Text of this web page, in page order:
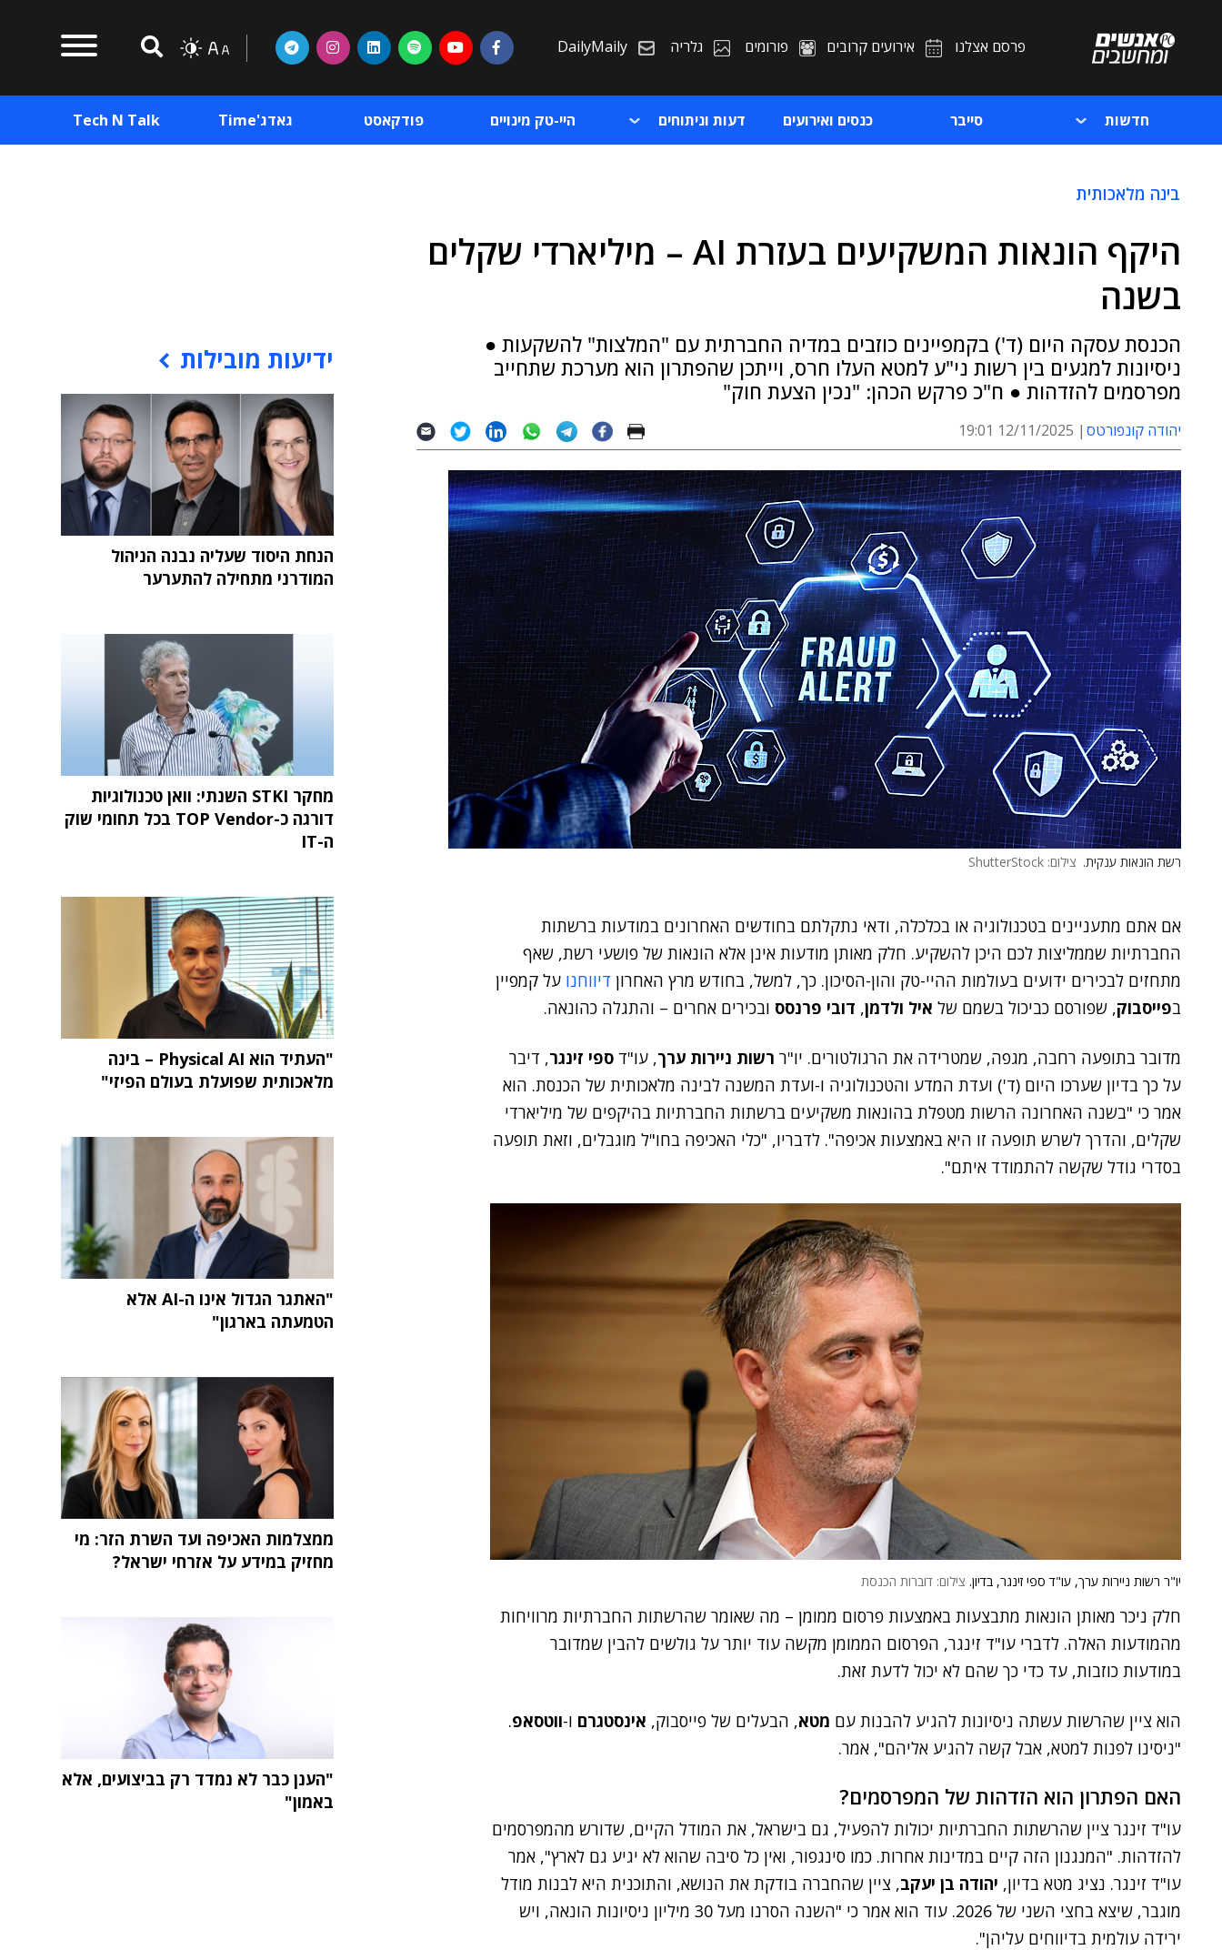
פרסם אצלנו אירועים קרובים פורומים גלריה DailyMaily
חדשות סייבר כנסים ואירועים דעות וניתוחים היי-טק מינויים פודקאסט גאדג'Time Tech N Talk
בינה מלאכותית
היקף הונאות המשקיעים בעזרת AI – מיליארדי שקלים
בשנה
הכנסת עסקה היום (ד') בקמפיינים כוזבים במדיה החברתית עם "המלצות" להשקעות ●
ניסיונות למגעים בין רשות ני"ע למטא העלו חרס, וייתכן שהפתרון הוא מערכת שתחייב
מפרסמים להזדהות ● ח"כ פרקש הכהן: "נכין הצעת חוק"
יהודה קונפורטס 12/11/2025 19:01
רשת הונאות ענקית. צילום: ShutterStock
אם אתם מתעניינים בטכנולוגיה או בכלכלה, ודאי נתקלתם בחודשים האחרונים במודעות ברשתות
החברתיות שממליצות לכם היכן להשקיע. חלק מאותן מודעות אינן אלא הונאות של פושעי רשת, שאף
מתחזים לבכירים ידועים בעולמות ההיי-טק והון-הסיכון. כך, למשל, בחודש מרץ האחרון דיווחנו על קמפיין
בפייסבוק, שפורסם כביכול בשמם של איל ולדמן, דובי פרנסס ובכירים אחרים – והתגלה כהונאה.
מדובר בתופעה רחבה, מגפה, שמטרידה את הרגולטורים. יו"ר רשות ניירות ערך, עו"ד ספי זינגר, דיבר
על כך בדיון שערכו היום (ד') ועדת המדע והטכנולוגיה ו-ועדת המשנה לבינה מלאכותית של הכנסת. הוא
אמר כי "בשנה האחרונה הרשות מטפלת בהונאות משקיעים ברשתות החברתיות בהיקפים של מיליארדי
שקלים, והדרך לשרש תופעה זו היא באמצעות אכיפה". לדבריו, "כלי האכיפה בחו"ל מוגבלים, וזאת תופעה
בסדרי גודל שקשה להתמודד איתם".
יו"ר רשות ניירות ערך, עו"ד ספי זינגר, בדיון. צילום: דוברות הכנסת
חלק ניכר מאותן הונאות מתבצעות באמצעות פרסום ממומן – מה שאומר שהרשתות החברתיות מרוויחות
מהמודעות האלה. לדברי עו"ד זינגר, הפרסום הממומן מקשה עוד יותר על גולשים להבין שמדובר
במודעות כוזבות, עד כדי כך שהם לא יכול לדעת זאת.
הוא ציין שהרשות עשתה ניסיונות להגיע להבנות עם מטא, הבעלים של פייסבוק, אינסטגרם ו-ווטסאפ.
"ניסינו לפנות למטא, אבל קשה להגיע אליהם", אמר.
האם הפתרון הוא הזדהות של המפרסמים?
עו"ד זינגר ציין שהרשתות החברתיות יכולות להפעיל, גם בישראל, את המודל הקיים, שדורש מהמפרסמים
להזדהות. "המנגנון הזה קיים במדינות אחרות. כמו סינגפור, ואין כל סיבה שהוא לא יגיע גם לארץ", אמר
עו"ד זינגר. נציג מטא בדיון, יהודה בן יעקב, ציין שהחברה בודקת את הנושא, והתוכנית היא לבנות מודל
מוגבר, שיצא בחצי השני של 2026. עוד הוא אמר כי "השנה הסרנו מעל 30 מיליון ניסיונות הונאה, ויש
ירידה עולמית בדיווחים עליהן".
ידיעות מובילות
הנחת היסוד שעליה נבנה הניהול
המודרני מתחילה להתערער
מחקר STKI השנתי: וואן טכנולוגיות
דורגה כ-TOP Vendor בכל תחומי שוק
ה-IT
"העתיד הוא Physical AI – בינה
מלאכותית שפועלת בעולם הפיזי"
"האתגר הגדול אינו ה-AI אלא
הטמעתה בארגון"
ממצלמות האכיפה ועד השרת הזר: מי
מחזיק במידע על אזרחי ישראל?
"הענן כבר לא נמדד רק בביצועים, אלא
באמון"